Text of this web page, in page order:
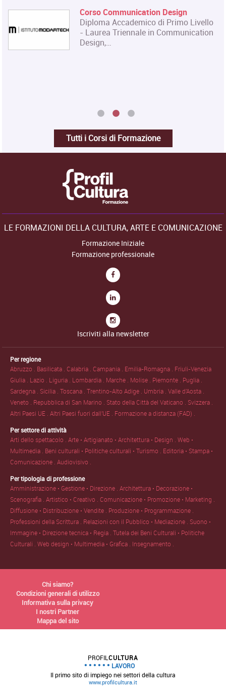
Corso Communication Design
Diploma Accademico di Primo Livello
- Laurea Triennale in Communication
Tutti i Corsi di Formazione
LE FORMAZIONI DELLA CULTURA, ARTE E COMUNICAZIONE
Formazione Iniziale
Formazione professionale
Iscriviti alla newsletter
Per regione
Abruzzo . Basilicata .Calabria .Campania . Emilia-Romagna . Friuli-Venezia
Giulia . Lazio . Liguria . Lombardia . Marche . Molise . Piemonte . Puglia .
Sardegna . Sicilia .Toscana .Trentino-Alto Adige . Umbria .Valle d'Aosta .
Veneto . Repubblica di San Marino . Stato della Città del Vaticano . Svizzera .
Altri Paesi UE .Altri Paesi fuori dall'UE . Formazione a distanza (FAD) .
Per settore di attività
Arti dello spettacolo .Arte • Artigianato • Architettura • Design .Web •
Multimedia . Beni culturali • Politiche culturali • Turismo . Editoria • Stampa •
Comunicazione .Audiovisivo .
Per tipologia di professione
Amministrazione • Gestione • Direzione .Architettura • Decorazione •
Scenografia .Artistico • Creativo .Comunicazione • Promozione • Marketing .
Diffusione • Distribuzione • Vendite . Produzione • Programmazione .
Professioni della Scrittura . Relazioni con il Pubblico • Mediazione . Suono •
Immagine • Direzione tecnica • Regia .Tutela dei Beni Culturali • Politiche
Culturali .Web design • Multimedia • Grafica . Insegnamento .
Chi siamo?
Condizioni generali di utilizzo
Informativa sulla privacy
I nostri Partner
Mappa del sito
PROFIL CULTURA
LAVORO
Il primo sito di impiego nei settori della cultura
www.profilcultura.it